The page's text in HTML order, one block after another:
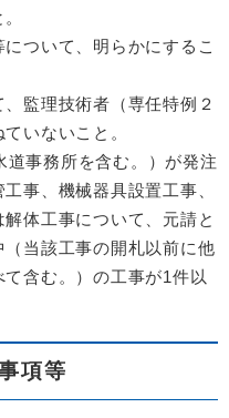
ついて、明らかにするこ
監理技術者（専任特例２
いないこと。
事務所を含む。）が発注
事、機械器具設置工事、
体工事について、元請と
当該工事の開札以前に他
含む。）の工事が1件以
項等